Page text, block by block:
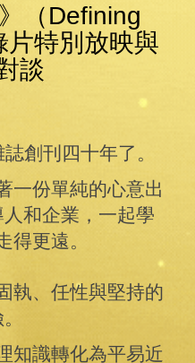
（Defining
片特別放映與
談
創刊四十年了。
一份單純的心意出
和企業，一起學
得更遠。
執、任性與堅持的
知識轉化為平易近